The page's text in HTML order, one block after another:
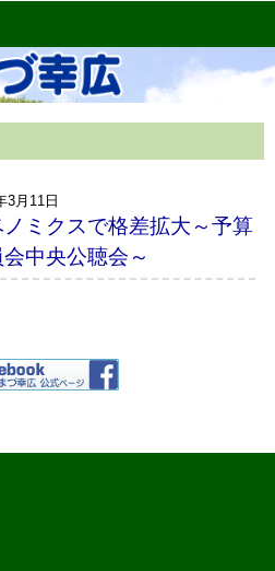
3月11日
ノミクスで格差拡大～予算
中央公聴会～
、貯蓄なし世帯の増加、実質賃金低下
所得減少に触れ、「（大企業がもうか